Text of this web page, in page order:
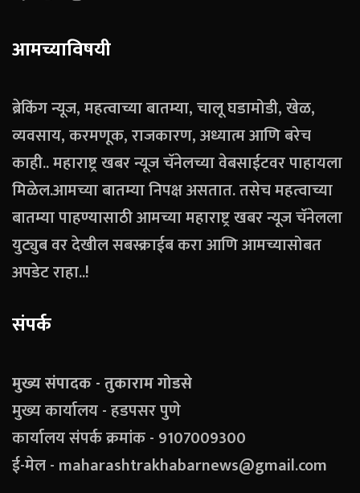
आमच्याविषयी
ब्रेकिंग न्यूज, महत्वाच्या बातम्या, चालू घडामोडी, खेळ,
व्यवसाय, करमणूक, राजकारण, अध्यात्म आणि बरेच
काही.. महाराष्ट्र खबर न्यूज चॅनेलच्या वेबसाईटवर पाहायला
मिळेल.आमच्या बातम्या निपक्ष असतात. तसेच महत्वाच्या
बातम्या पाहण्यासाठी आमच्या महाराष्ट्र खबर न्यूज चॅनेलला
युट्युब वर देखील सबस्क्राईब करा आणि आमच्यासोबत
अपडेट राहा..!
संपर्क
मुख्य संपादक - तुकाराम गोडसे
मुख्य कार्यालय - हडपसर पुणे
कार्यालय संपर्क क्रमांक - 9107009300
ई-मेल - maharashtrakhabarnews@gmail.com